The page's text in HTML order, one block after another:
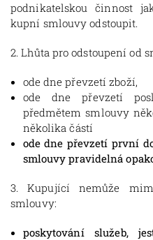
podnikatelskou činnost
kupní smlouvy odstoupit.
2. Lhůta pro odstoupení od
ode dne převzetí zboží,
ode dne převzetí
předmětem smlouvy
několika částí
ode dne převzetí první
smlouvy pravidelná
3. Kupující nemůže
smlouvy:
poskytování služeb,